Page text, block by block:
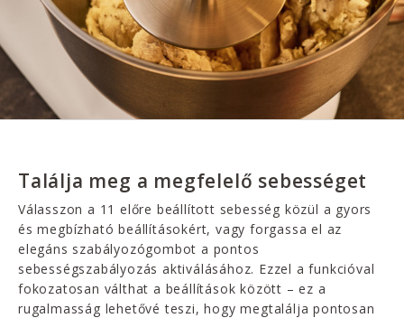
Találja meg a megfelelő sebességet
Válasszon a 11 előre beállított sebesség közül a gyors
és megbízható beállításokért, vagy forgassa el az
elegáns szabályozógombot a pontos
sebességszabályozás aktiválásához. Ezzel a funkcióval
fokozatosan válthat a beállítások között – ez a
rugalmasság lehetővé teszi, hogy megtalálja pontosan